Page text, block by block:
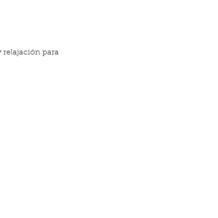
relajación para